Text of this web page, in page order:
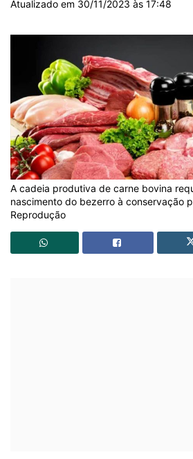
Atualizado em 30/11/2023 às 17:48
A cadeia produtiva de carne bovina
nascimento do bezerro à conservação
Reprodução